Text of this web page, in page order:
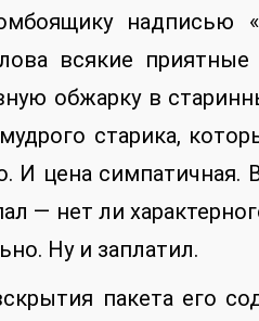
надписью
всякие
обжарку в
старика,
И цена симпатичная.
— нет ли
Ну и заплатил.
пакета его